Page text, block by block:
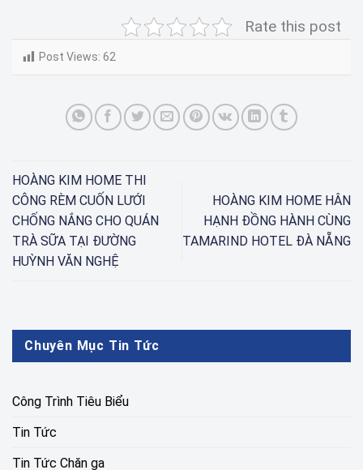
Rate this post
Post Views: 62
HOÀNG KIM HOME THI
CÔNG RÈM CUỐN LƯỚI
CHỐNG NẮNG CHO QUÁN
TRÀ SỮA TẠI ĐƯỜNG
HUỲNH VĂN NGHỆ
HOÀNG KIM HOME HÂN
HẠNH ĐỒNG HÀNH CÙNG
TAMARIND HOTEL ĐÀ NẴNG
Chuyên Mục Tin Tức
Công Trình Tiêu Biểu
Tin Tức
Tin Tức Chăn ga